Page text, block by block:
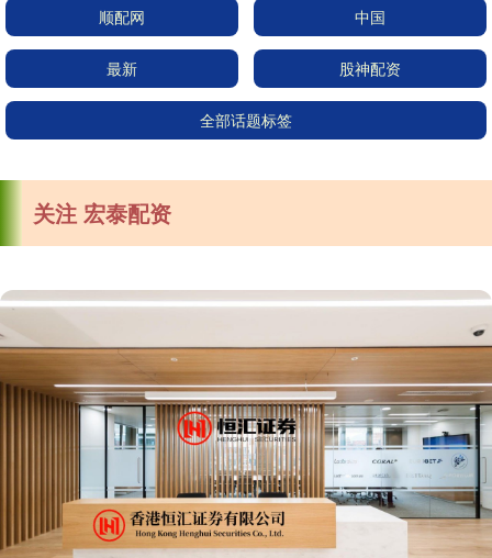
顺配网 中国
最新 股神配资
全部话题标签
关注 宏泰配资